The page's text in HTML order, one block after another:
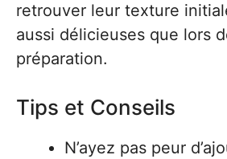
retrouver leur texture
aussi délicieuses que lors
préparation.
Tips et Conseils
N’ayez pas peur